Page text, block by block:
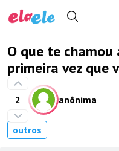
O que te
primeira vez que
2 anônima
outros